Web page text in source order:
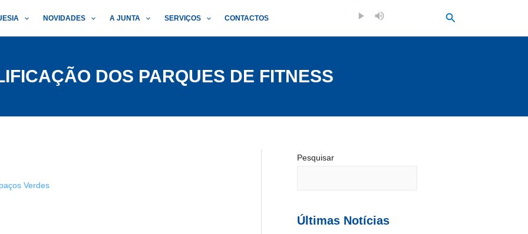
NOVIDADES A JUNTA SERVIÇOS CONTACTOS Search
DOS PARQUES DE FITNESS
Verdes
Pesquisar
Últimas Notícias